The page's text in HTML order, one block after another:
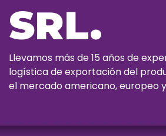
SRL.
Llevamos más de 15 años de
logística de exportación del
el mercado americano, europeo